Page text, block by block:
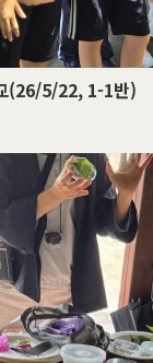
(26/5/22, 1-1반)